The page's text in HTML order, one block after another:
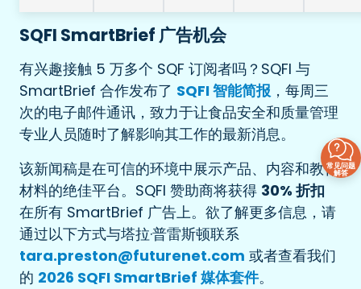
SQFI SmartBrief 广告机会
有兴趣接触 5 万多个 SQF 订阅者吗？SQFI 与
SmartBrief 合作发布了 SQFI 智能简报，每周三
次的电子邮件通讯，致力于让食品安全和质量管理
专业人员随时了解影响其工作的最新消息。
该新闻稿是在可信的环境中展示产品、内容和教育
材料的绝佳平台。SQFI 赞助商将获得 30% 折扣
在所有 SmartBrief 广告上。欲了解更多信息，请
通过以下方式与塔拉·普雷斯顿联系
tara.preston@futurenet.com 或者查看我们
的 2026 SQFI SmartBrief 媒体套件。
常见问题
解答